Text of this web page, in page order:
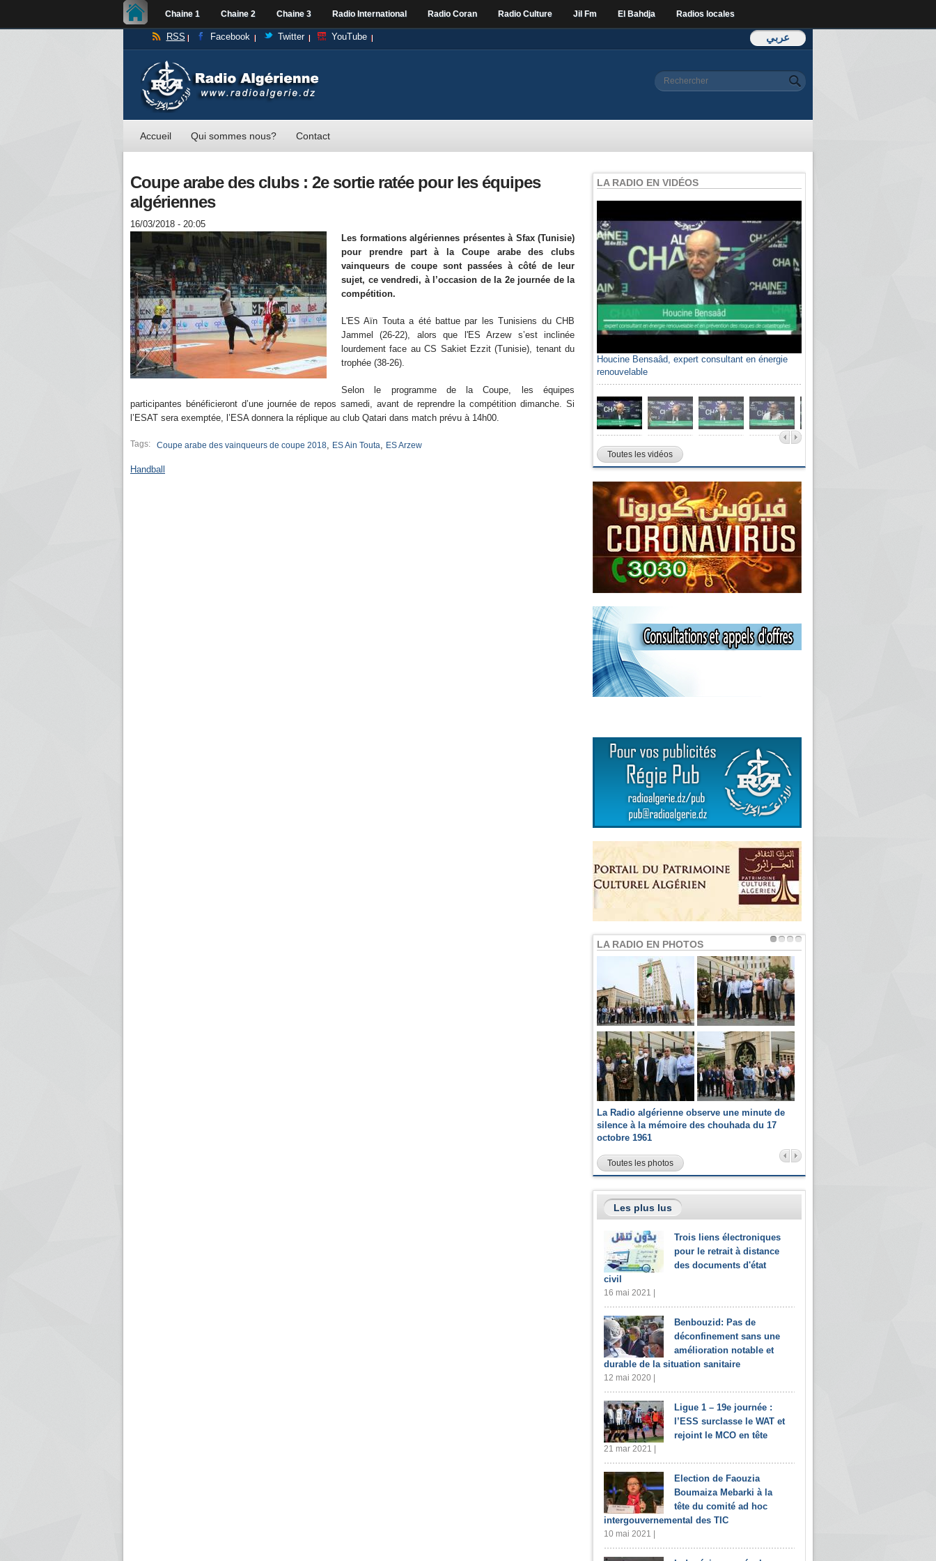
Chaine 1 Chaine 2 Chaine 3 Radio International Radio Coran Radio Culture Jil Fm El Bahdja Radios locales
عربي RSS Facebook Twitter YouTube
Formulaire de
Rechercher
Accueil Qui sommes nous? Contact
Coupe arabe des clubs : 2e sortie ratée pour les équipes
algériennes
16/03/2018 - 20:05
Les formations algériennes présentes à Sfax (Tunisie)
pour prendre part à la Coupe arabe des clubs
vainqueurs de coupe sont passées à côté de leur
sujet, ce vendredi, à l’occasion de la 2e journée de la
compétition.
L'ES Aïn Touta a été battue par les Tunisiens du CHB
Jammel (26-22), alors que l'ES Arzew s’est inclinée
lourdement face au CS Sakiet Ezzit (Tunisie), tenant du
trophée (38-26).
Selon le programme de la Coupe, les équipes
participantes bénéficieront d’une journée de repos samedi, avant de reprendre la compétition dimanche. Si
l’ESAT sera exemptée, l’ESA donnera la réplique au club Qatari dans match prévu à 14h00.
Tags: Coupe arabe des vainqueurs de coupe 2018, ES Ain Touta, ES Arzew
Handball
LA RADIO EN VIDÉOS
Houcine Bensaâd, expert consultant en énergie
renouvelable
Toutes les vidéos
LA RADIO EN PHOTOS
La Radio algérienne observe une minute de
silence à la mémoire des chouhada du 17
octobre 1961
Toutes les photos
Les plus lus
Trois liens électroniques
pour le retrait à distance
des documents d'état
civil
16 mai 2021 |
Benbouzid: Pas de
déconfinement sans une
amélioration notable et
durable de la situation sanitaire
12 mai 2020 |
Ligue 1 – 19e journée :
l’ESS surclasse le WAT et
rejoint le MCO en tête
21 mar 2021 |
Election de Faouzia
Boumaiza Mebarki à la
tête du comité ad hoc
intergouvernemental des TIC
10 mai 2021 |